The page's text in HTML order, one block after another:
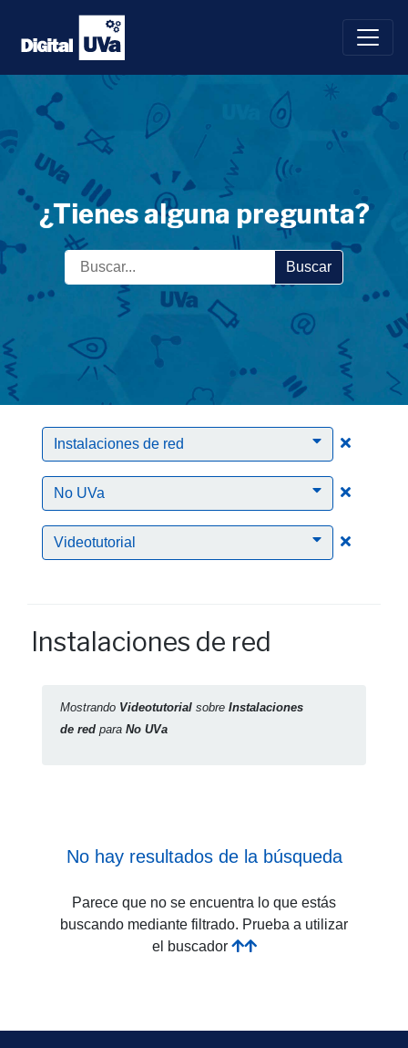
Saltar
contenido
¿Tienes alguna pregunta?
Buscar
Instalaciones de red Clic
No UVa Clic
Videotutorial Clic
Instalaciones de red
Mostrando Videotutorial sobre Instalaciones
de red para No UVa
No hay resultados de la búsqueda
Parece que no se encuentra lo que estás
buscando mediante filtrado. Prueba a utilizar
el buscador